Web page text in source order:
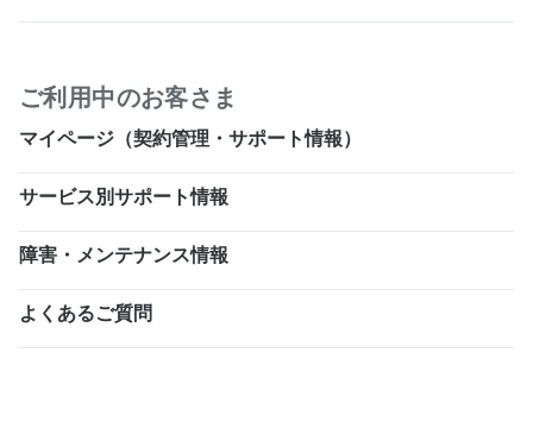
ご利用中のお客さま
マイページ（契約管理・サポート情報）
サービス別サポート情報
障害・メンテナンス情報
よくあるご質問